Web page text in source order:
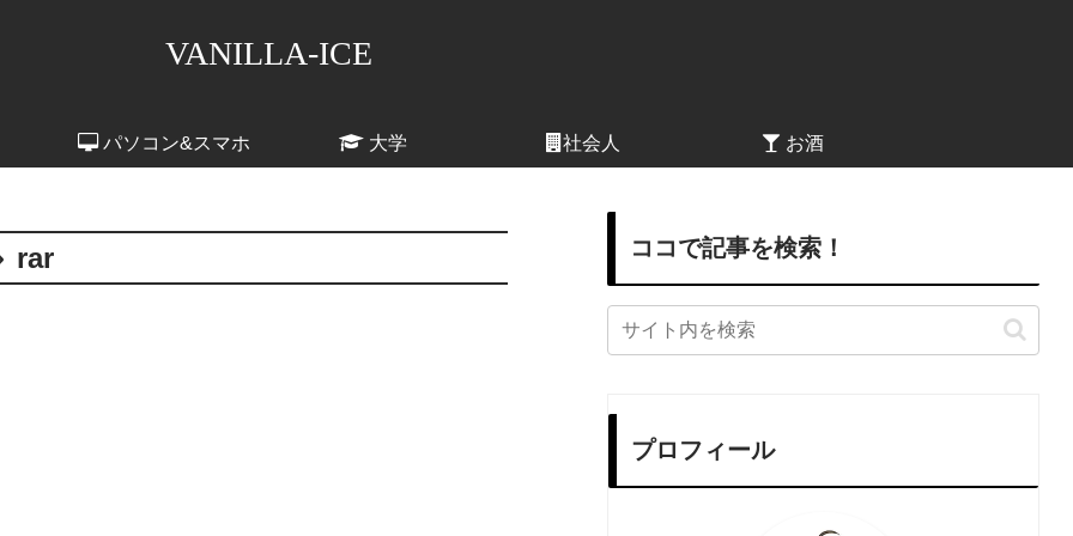
VANILLA-ICE
パソコン&スマホ 大学 社会人 お酒
rar ココで記事を検索！
プロフィール